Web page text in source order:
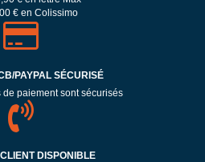
€ en Colissimo
PAYPAL SÉCURISÉ
de paiement sont sécurisés
DISPONIBLE